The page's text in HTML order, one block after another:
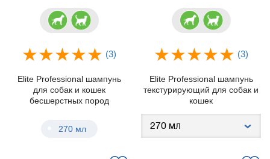
(3)
Elite Professional шампунь
для собак и кошек
бесшерстных пород
270 мл
(3)
Elite Professional шампунь
текстурирующий для собак и
кошек